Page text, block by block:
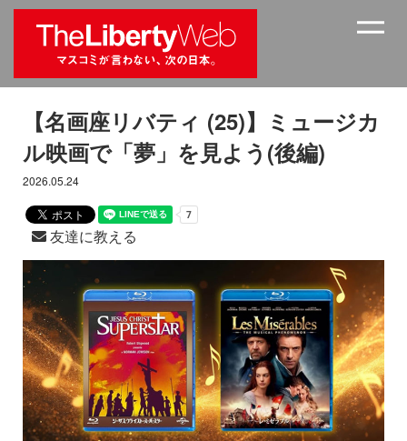
【名画座リバティ (25)】ミュージカ
ル映画で「夢」を見よう(後編)
2026.05.24
友達に教える